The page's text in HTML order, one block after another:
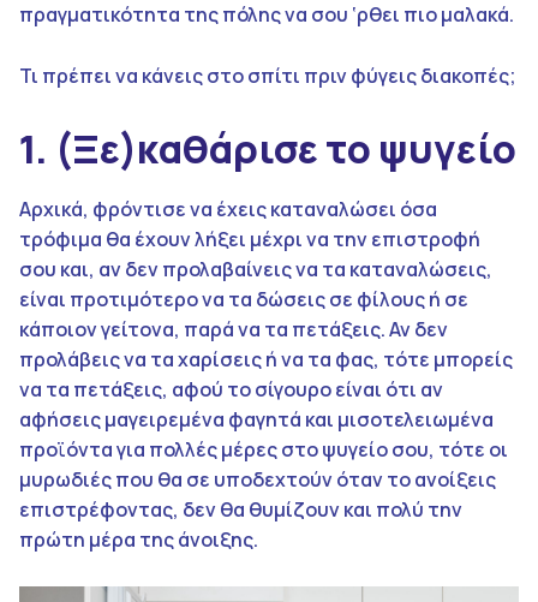
πραγματικότητα της πόλης να σου ‘ρθει πιο μαλακά.
Τι πρέπει να κάνεις στο σπίτι πριν φύγεις διακοπές;
1. (Ξε)καθάρισε το ψυγείο
Αρχικά, φρόντισε να έχεις καταναλώσει όσα
τρόφιμα θα έχουν λήξει μέχρι να την επιστροφή
σου και, αν δεν προλαβαίνεις να τα καταναλώσεις,
είναι προτιμότερο να τα δώσεις σε φίλους ή σε
κάποιον γείτονα, παρά να τα πετάξεις. Αν δεν
προλάβεις να τα χαρίσεις ή να τα φας, τότε μπορείς
να τα πετάξεις, αφού το σίγουρο είναι ότι αν
αφήσεις μαγειρεμένα φαγητά και μισοτελειωμένα
προϊόντα για πολλές μέρες στο ψυγείο σου, τότε οι
μυρωδιές που θα σε υποδεχτούν όταν το ανοίξεις
επιστρέφοντας, δεν θα θυμίζουν και πολύ την
πρώτη μέρα της άνοιξης.